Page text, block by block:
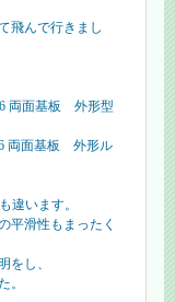
飛んで行きまし
面基板 外形型
両面基板 外形ル
違います。
平滑性もまったく
をし、
。